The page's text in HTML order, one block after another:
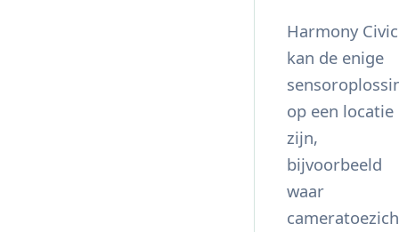
Harmony Civic
kan de enige
op een locatie
zijn,
bijvoorbeeld
waar